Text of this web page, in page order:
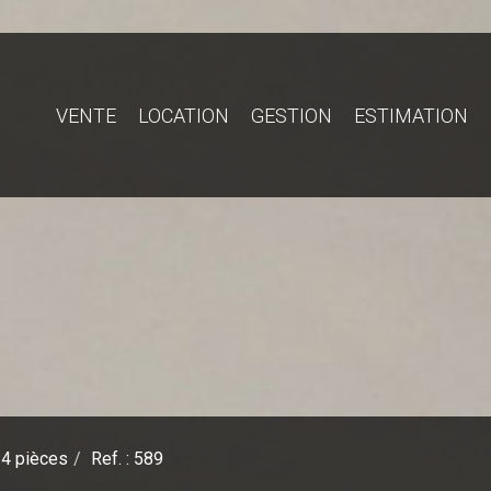
VENTE LOCATION GESTION ESTIMATION
4 pièces Ref. : 589